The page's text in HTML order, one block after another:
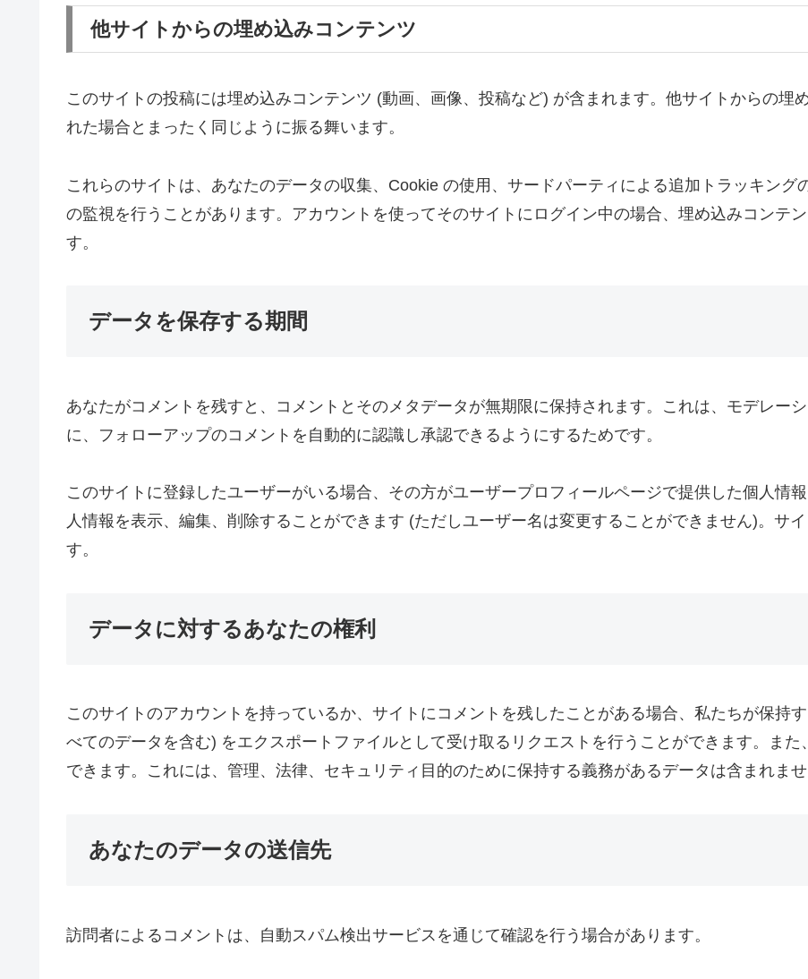
他サイトからの埋め込みコンテンツ
このサイトの投稿には埋め込みコンテンツ (動画、画像、投稿など) が含まれます。他サイトからの埋
れた場合とまったく同じように振る舞います。
これらのサイトは、あなたのデータの収集、Cookie の使用、サードパーティによる追加トラッキング
の監視を行うことがあります。アカウントを使ってそのサイトにログイン中の場合、埋め込みコンテ
す。
データを保存する期間
あなたがコメントを残すと、コメントとそのメタデータが無期限に保持されます。これは、モデレー
に、フォローアップのコメントを自動的に認識し承認できるようにするためです。
このサイトに登録したユーザーがいる場合、その方がユーザープロフィールページで提供した個人情
人情報を表示、編集、削除することができます (ただしユーザー名は変更することができません)。サ
す。
データに対するあなたの権利
このサイトのアカウントを持っているか、サイトにコメントを残したことがある場合、私たちが保持
べてのデータを含む) をエクスポートファイルとして受け取るリクエストを行うことができます。ま
できます。これには、管理、法律、セキュリティ目的のために保持する義務があるデータは含まれませ
あなたのデータの送信先
訪問者によるコメントは、自動スパム検出サービスを通じて確認を行う場合があります。